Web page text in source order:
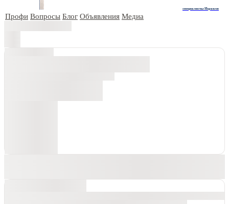
специалисты Израиля
Профи Вопросы Блог Объявления Медиа